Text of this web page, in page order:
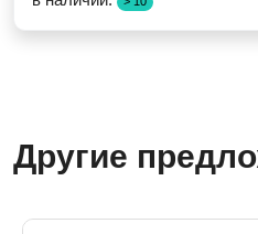
Другие